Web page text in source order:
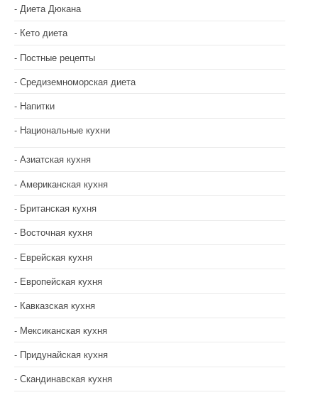
Диета Дюкана
Кето диета
Постные рецепты
Средиземноморская диета
Напитки
Национальные кухни
Азиатская кухня
Американская кухня
Британская кухня
Восточная кухня
Еврейская кухня
Европейская кухня
Кавказская кухня
Мексиканская кухня
Придунайская кухня
Скандинавская кухня